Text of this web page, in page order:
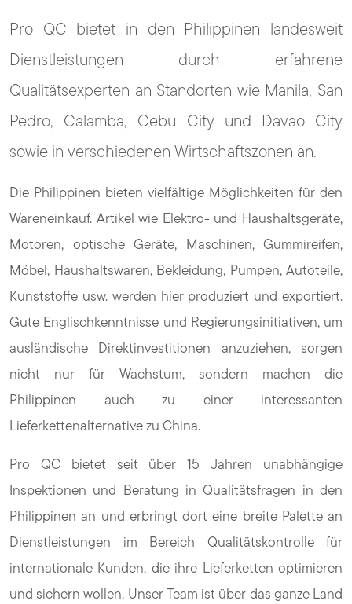
Pro QC bietet in den Philippinen landesweit
Dienstleistungen durch erfahrene
Qualitätsexperten an Standorten wie Manila, San
Pedro, Calamba, Cebu City und Davao City
sowie in verschiedenen Wirtschaftszonen an.
Die Philippinen bieten vielfältige Möglichkeiten für den
Wareneinkauf. Artikel wie Elektro- und Haushaltsgeräte,
Motoren, optische Geräte, Maschinen, Gummireifen,
Möbel, Haushaltswaren, Bekleidung, Pumpen, Autoteile,
Kunststoffe usw. werden hier produziert und exportiert.
Gute Englischkenntnisse und Regierungsinitiativen, um
ausländische Direktinvestitionen anzuziehen, sorgen
nicht nur für Wachstum, sondern machen die
Philippinen auch zu einer interessanten
Lieferkettenalternative zu China.
Pro QC bietet seit über 15 Jahren unabhängige
Inspektionen und Beratung in Qualitätsfragen in den
Philippinen an und erbringt dort eine breite Palette an
Dienstleistungen im Bereich Qualitätskontrolle für
internationale Kunden, die ihre Lieferketten optimieren
und sichern wollen. Unser Team ist über das ganze Land